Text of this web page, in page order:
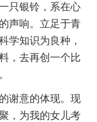
只银铃，系在心
声响。立足于青
学知识为良种，
，去再创一个比
谢意的体现。现
，为我的女儿考